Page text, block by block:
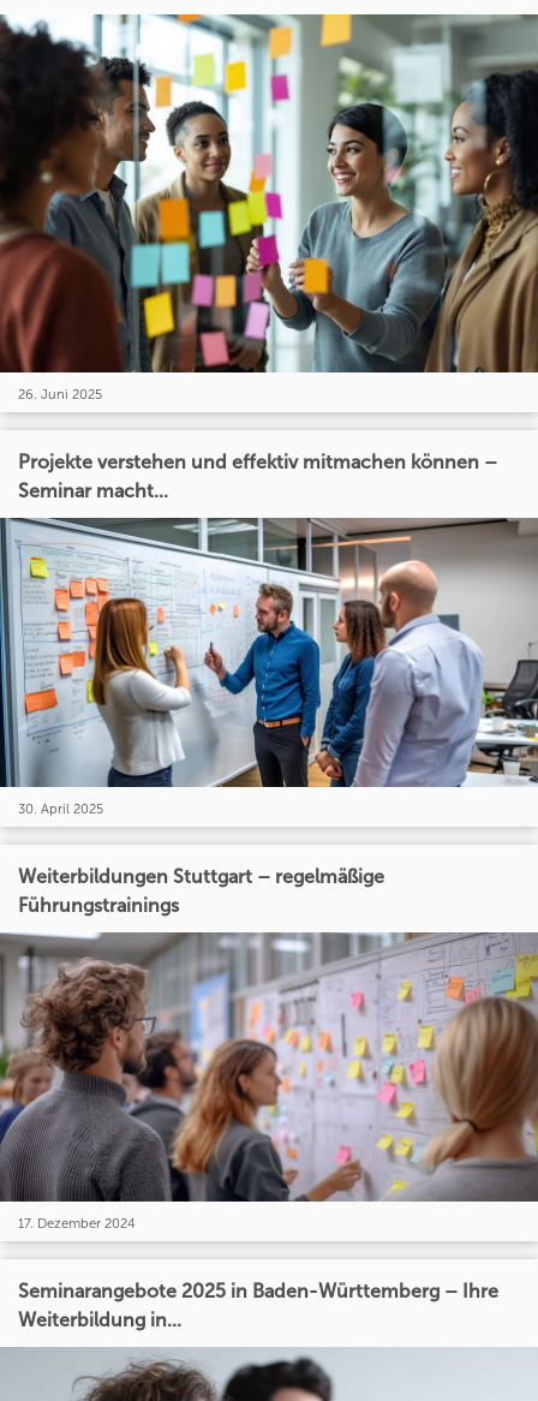
26. Juni 2025
Projekte verstehen und effektiv mitmachen können –
Seminar macht...
30. April 2025
Weiterbildungen Stuttgart – regelmäßige
Führungstrainings
17. Dezember 2024
Seminarangebote 2025 in Baden-Württemberg – Ihre
Weiterbildung in...